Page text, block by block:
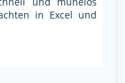
in Excel und